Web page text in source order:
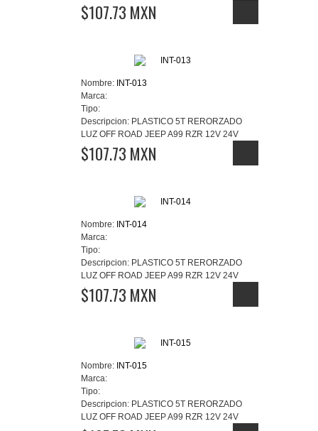
$107.73 MXN
Nombre: INT-013
Marca:
Tipo:
Descripcion: PLASTICO 5T RERORZADO
LUZ OFF ROAD JEEP A99 RZR 12V 24V
$107.73 MXN
Nombre: INT-014
Marca:
Tipo:
Descripcion: PLASTICO 5T RERORZADO
LUZ OFF ROAD JEEP A99 RZR 12V 24V
$107.73 MXN
Nombre: INT-015
Marca:
Tipo:
Descripcion: PLASTICO 5T RERORZADO
LUZ OFF ROAD JEEP A99 RZR 12V 24V